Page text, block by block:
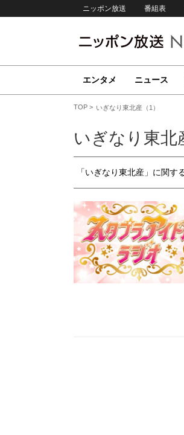
ニッポン放送 番組表
エンタメ ニュース
TOP いぎなり東北産（1）
いぎなり東北
「いぎなり東北産」に関す